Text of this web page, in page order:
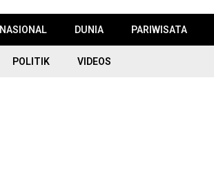
NASIONAL DUNIA PARIWISATA
POLITIK VIDEOS